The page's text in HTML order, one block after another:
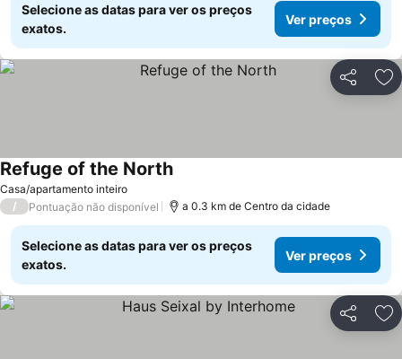
Selecione as datas para ver os preços
exatos.
Ver preços
Partilhar
Casa/apartamento inteiro
Refuge of the North
/ Pontuação não disponível a 0.3 km de Centro da cidade
Selecione as datas para ver os preços
exatos.
Ver preços
Partilhar